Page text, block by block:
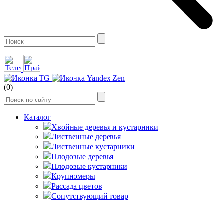
(0)
Каталог
Хвойные деревья и кустарники
Лиственные деревья
Лиственные кустарники
Плодовые деревья
Плодовые кустарники
Крупномеры
Рассада цветов
Сопутствующий товар